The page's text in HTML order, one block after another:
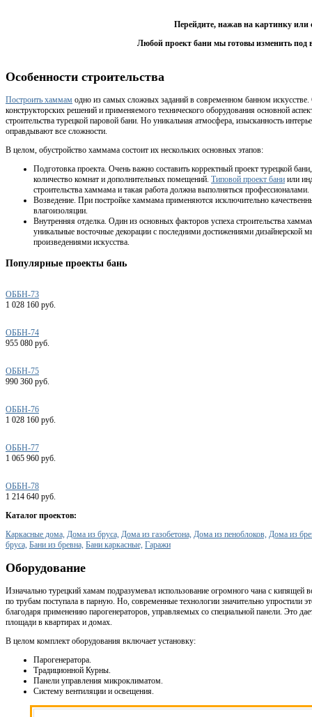
Перейдите, нажав на картинку или
Любой проект бани мы готовы изменить под
Особенности строительства
Построить хаммам одно из самых сложных заданий в современном банном
конструкторских решений и применяемого технического оборудования основной
строительства турецкой паровой бани. Но уникальная атмосфера, изысканность
оправдывают все сложности.
В целом, обустройство хаммама состоит их нескольких основных этапов:
Подготовка проекта. Очень важно составить корректный проект турецкой
количество комнат и дополнительных помещений. Типовой проект бани или
строительства хаммама и такая работа должна выполняться профессионалами.
Возведение. При постройке хаммама применяются исключительно
влагоизоляции.
Внутренняя отделка. Один из основных факторов успеха строительства
уникальные восточные декорации с последними достижениями дизайнерской
произведениями искусства.
Популярные проекты бань
ОББН-73
1 028 160 руб.
ОББН-74
955 080 руб.
ОББН-75
990 360 руб.
ОББН-76
1 028 160 руб.
ОББН-77
1 065 960 руб.
ОББН-78
1 214 640 руб.
Каталог проектов:
Каркасные дома, Дома из бруса, Дома из газобетона, Дома из пеноблоков, Дома из
бруса, Бани из бревна, Бани каркасные, Гаражи
Оборудование
Изначально турецкий хамам подразумевал использование огромного чана с кипящей
по трубам поступала в парную. Но, современные технологии значительно упростили
благодаря применению парогенераторов, управляемых со специальной панели. Это
площади в квартирах и домах.
В целом комплект оборудования включает установку:
Парогенератора.
Традиционной Курны.
Панели управления микроклиматом.
Систему вентиляции и освещения.